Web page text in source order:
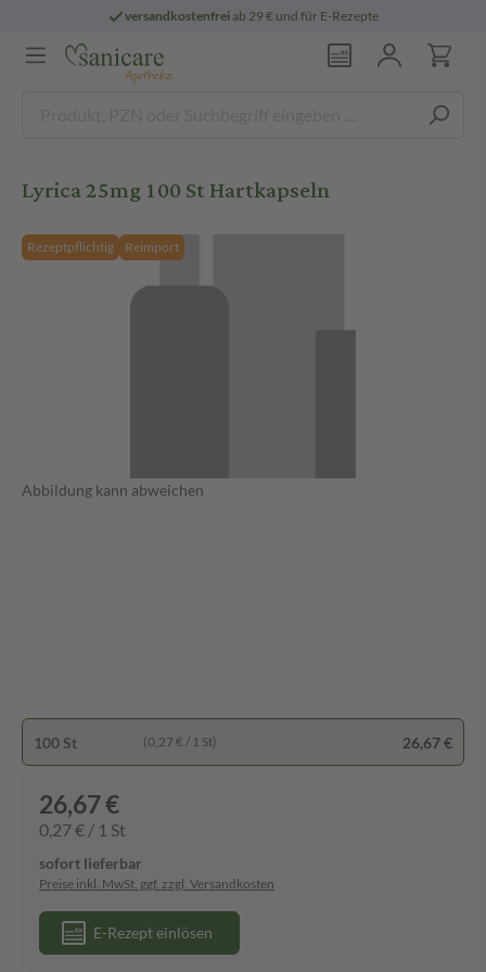
versandkostenfreiab 29 € und für E-Rezepte
Lyrica 25mg 100 St Hartkapseln
Rezeptpflichtig Reimport
Abbildung kann abweichen
100 St (0,27 € / 1 St) 26,67 €
26,67 €
0,27 € / 1 St
sofort lieferbar
Preise inkl. MwSt. ggf. zzgl. Versandkosten
E-Rezept einlösen